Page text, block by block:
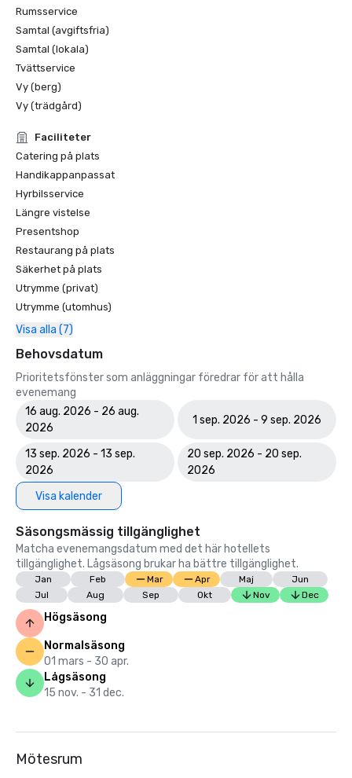
Rumsservice
Samtal (avgiftsfria)
Samtal (lokala)
Tvättservice
Vy (berg)
Vy (trädgård)
Faciliteter
Catering på plats
Handikappanpassat
Hyrbilsservice
Längre vistelse
Presentshop
Restaurang på plats
Säkerhet på plats
Utrymme (privat)
Utrymme (utomhus)
Visa alla (7)
Behovsdatum
Prioritetsfönster som anläggningar föredrar för att hålla
evenemang
16 aug. 2026 - 26 aug.
2026
1 sep. 2026 - 9 sep. 2026
13 sep. 2026 - 13 sep.
2026
20 sep. 2026 - 20 sep.
2026
Visa kalender
Säsongsmässig tillgänglighet
Matcha evenemangsdatum med det här hotellets
tillgänglighet. Lågsäsong brukar ha bättre tillgänglighet.
Jan Feb Mar Apr Maj
Jun
Jul
Aug Sep Okt Nov Dec
Högsäsong
Normalsäsong
01 mars - 30 apr.
Lågsäsong
15 nov. - 31 dec.
Mötesrum